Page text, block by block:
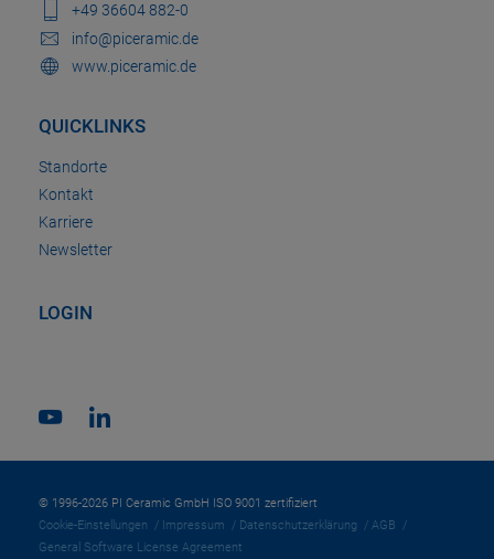
+49 36604 882-0
info@piceramic.de
www.piceramic.de
QUICKLINKS
Standorte
Kontakt
Karriere
Newsletter
LOGIN
© 1996-2026 PI Ceramic GmbH ISO 9001 zertifiziert
Cookie-Einstellungen
Impressum Datenschutzerklärung
AGB
General Software License Agreement